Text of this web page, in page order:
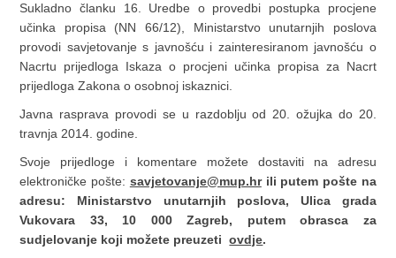
Sukladno članku 16. Uredbe o provedbi postupka procjene
učinka propisa (NN 66/12), Ministarstvo unutarnjih poslova
provodi savjetovanje s javnošću i zainteresiranom javnošću o
Nacrtu prijedloga Iskaza o procjeni učinka propisa za Nacrt
prijedloga Zakona o osobnoj iskaznici.
Javna rasprava provodi se u razdoblju od 20. ožujka do 20.
travnja 2014. godine.
Svoje prijedloge i komentare možete dostaviti na adresu
elektroničke pošte: savjetovanje@mup.hrili putem pošte na
adresu: Ministarstvo unutarnjih poslova, Ulica grada
Vukovara 33, 10 000 Zagreb, putem obrasca za
sudjelovanje koji možete preuzetiovdje.